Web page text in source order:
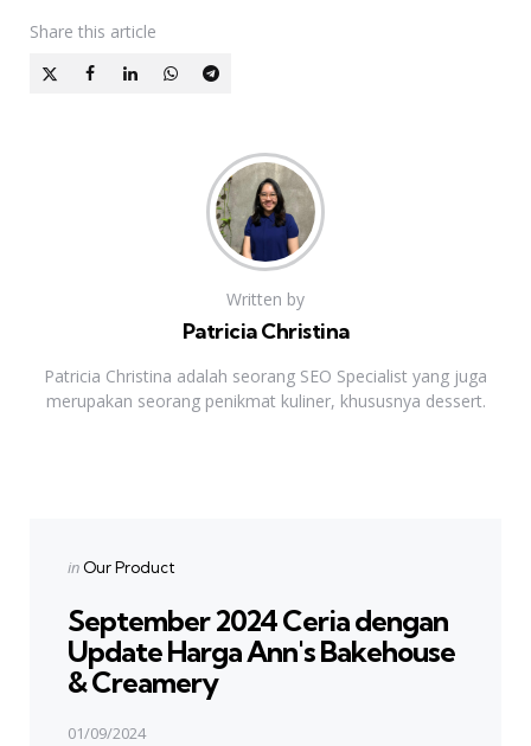
Share this article
Written by
Patricia Christina
Patricia Christina adalah seorang SEO Specialist yang juga
merupakan seorang penikmat kuliner, khususnya dessert.
Posted
in Our Product
September 2024 Ceria dengan
Update Harga Ann's Bakehouse
& Creamery
01/09/2024